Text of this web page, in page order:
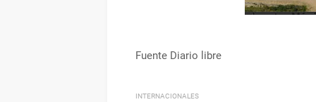
Fuente Diario libre
INTERNACIONALES